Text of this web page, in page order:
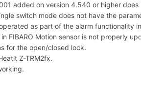
added on version 4.540 or higher
switch mode does not have the
as part of the alarm functionality
FIBARO Motion sensor is not properly
for the open/closed lock.
Z-TRM2fx.